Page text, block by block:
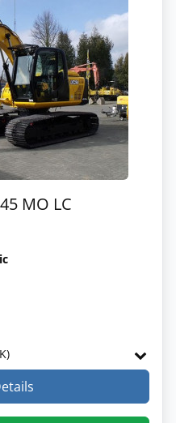
MO LC